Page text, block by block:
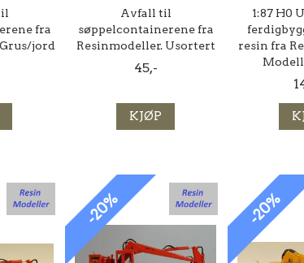
fra
jord
Avfall til
søppelcontainerene fra
Resinmodeller. Usortert
45,-
KJØP
1:87 H0
resin fra
-20% -20%